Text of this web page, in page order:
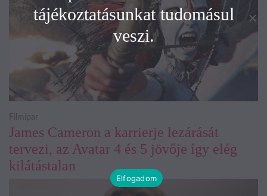
James Cameron a karrierje lezárását
tervezi, az Avatar 4 és 5 jövője így elég
kilátástalan
Filmipar
tájékoztatásunkat tudomásul
veszi.
Elfogadom